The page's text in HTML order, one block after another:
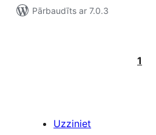
Pārbaudīts ar 7.0.3
1
Uzziniet